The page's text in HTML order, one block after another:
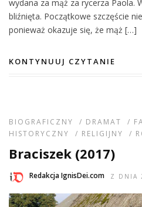
wydana za mąż za rycerza Paola.
bliźnięta. Początkowe szczęście
ponieważ okazuje się, że mąż […]
KONTYNUUJ CZYTANIE
BIOGRAFICZNY / DRAMAT /
HISTORYCZNY
/ RELIGIJNY /
Braciszek (2017)
Redakcja IgnisDei.com Z DNIA